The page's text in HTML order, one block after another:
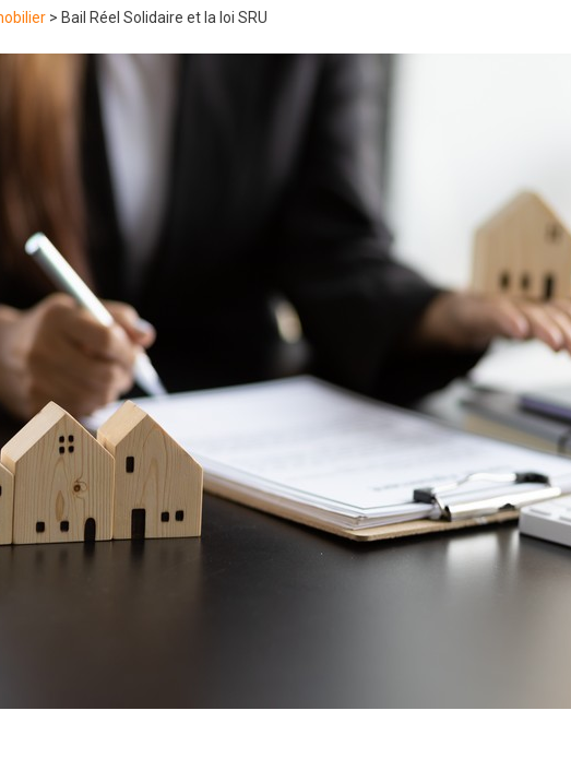
> Bail Réel Solidaire et la loi SRU